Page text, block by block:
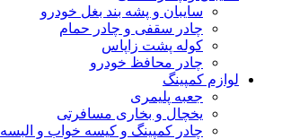
سایبان و پشه بند بغل خودرو
چادر سقفی و چادر حمام
کوله پشت زاپاس
چادر محافظ خودرو
لوازم کمپینگ
جعبه پلیمری
یخچال و بخاری مسافرتی
چادر کمپینگ و کیسه خواب و البسه